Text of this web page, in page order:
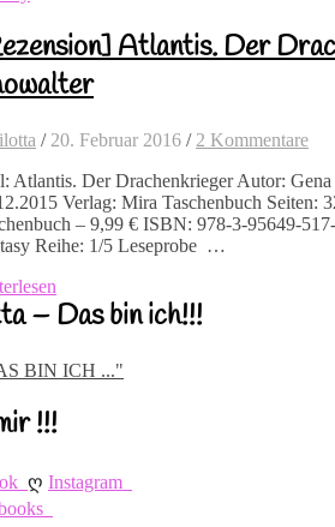
Atlantis. Der
/ 20. Februar 2016 / 2 Kommentare
Atlantis. Der Drachenkrieger Autor: Gena
Verlag: Mira Taschenbuch Seiten:
– 9,99 € ISBN: 978-3-95649-
Reihe: 1/5 Leseprobe …
– Das bin ich!!!
!!!
ღ Instagram